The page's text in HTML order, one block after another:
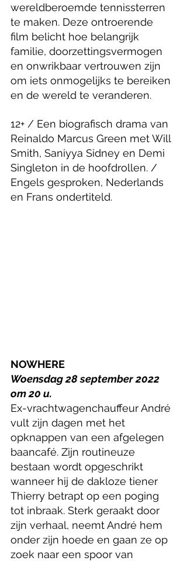
wereldberoemde tennissterren
te maken. Deze ontroerende
film belicht hoe belangrijk
familie, doorzettingsvermogen
en onwrikbaar vertrouwen zijn
om iets onmogelijks te bereiken
en de wereld te veranderen.
12+ / Een biografisch drama van
Reinaldo Marcus Green met Will
Smith, Saniyya Sidney en Demi
Singleton in de hoofdrollen. /
Engels gesproken, Nederlands
en Frans ondertiteld.
NOWHERE
Woensdag 28 september 2022
om 20 u.
Ex-vrachtwagenchauffeur André
vult zijn dagen met het
opknappen van een afgelegen
baancafé. Zijn routineuze
bestaan wordt opgeschrikt
wanneer hij de dakloze tiener
Thierry betrapt op een poging
tot inbraak. Sterk geraakt door
zijn verhaal, neemt André hem
onder zijn hoede en gaan ze op
zoek naar een spoor van